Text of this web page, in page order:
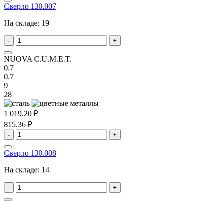
Сверло 130.007
На складе: 19
- +
NUOVA C.U.M.E.T.
0.7
0.7
9
28
1 019.20 ₽
815.36 ₽
- +
Сверло 130.008
На складе: 14
- +